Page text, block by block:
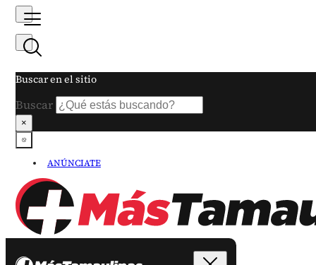
Buscar en el sitio
Buscar
×
ANÚNCIATE